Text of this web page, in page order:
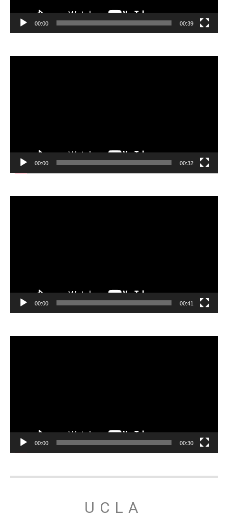
00:00 00:39
00:00 00:32
00:00 00:41
00:00 00:30
UCLA